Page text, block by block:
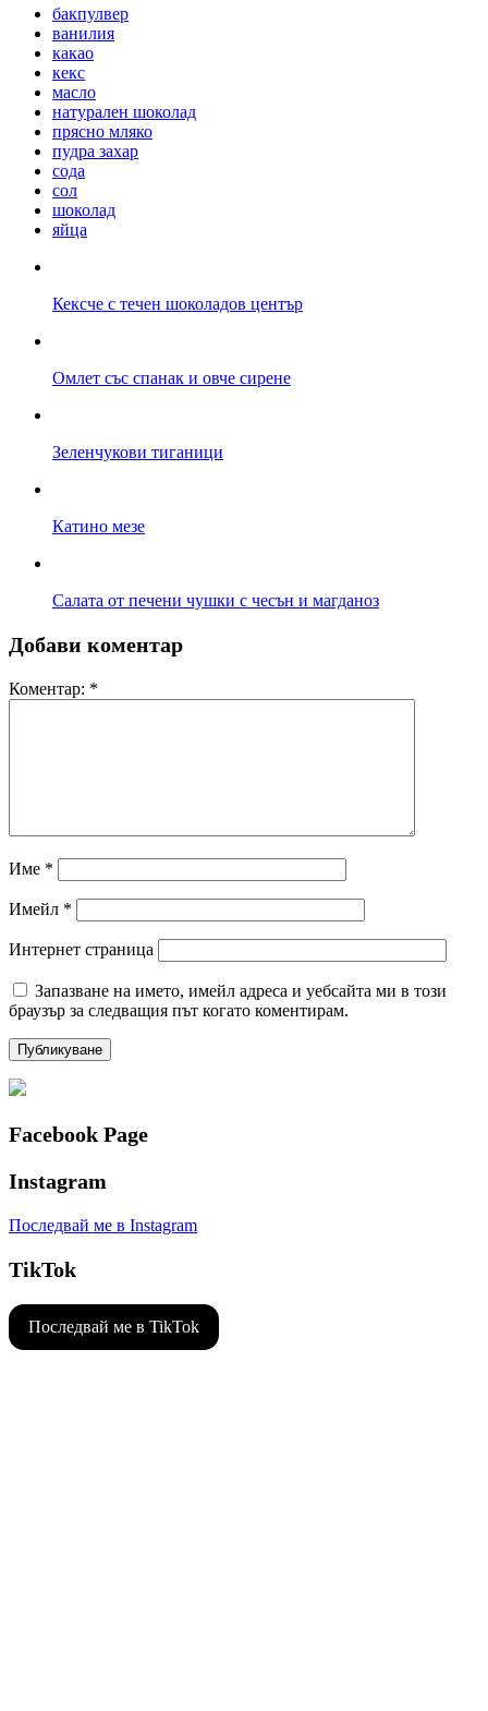
бакпулвер
ванилия
какао
кекс
масло
натурален шоколад
прясно мляко
пудра захар
сода
сол
шоколад
яйца
Кексче с течен шоколадов център
Омлет със спанак и овче сирене
Зеленчукови тиганици
Катино мезе
Салата от печени чушки с чесън и магданоз
Добави коментар
Коментар: *
Име *
Имейл *
Интернет страница
Запазване на името, имейл адреса и уебсайта ми в този
браузър за следващия път когато коментирам.
Facebook Page
Instagram
Последвай ме в Instagram
TikTok
Последвай ме в TikTok